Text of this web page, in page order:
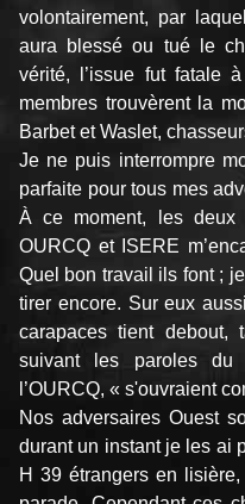
volontairement, par
aura blessé ou tué le
vérité, l’issue fut fatale
membres trouvèrent la
Barbet et Waslet,
Je ne puis interrompre
parfaite pour tous mes
À ce moment, les deux
OURCQ et ISERE
Quel bon travail ils font ;
tirer encore. Sur eux
carapaces tient debout,
suivant les paroles du
l’OURCQ, « s'ouvraient
Nos adversaires Ouest
durant un instant je les ai
H 39 étrangers en